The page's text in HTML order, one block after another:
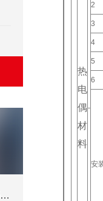
锥形法兰K型热电偶WRN2-4325详细介绍
热
电
偶
材
料
-
2
3
4
5
6
安